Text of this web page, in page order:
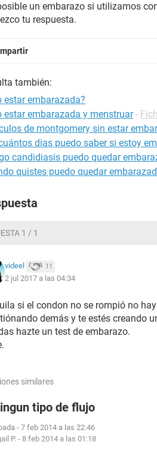
un embarazo si utilizamos
tu respuesta.
también:
estar embarazada?
estar embarazada y menstruar -
de montgomery sin estar
dias puedo saber si estoy
candidiasis puedo quedar
quistes puedo quedar
1 / 1
videel 11
2 jul 2017 a las 04:34
si el condon no se rompió no
demás y te estés creando
hazte un test de embarazo.
similares
tipo de flujo
- 7 feb 2014 a las 22:46
P. - 8 feb 2014 a las 01:18